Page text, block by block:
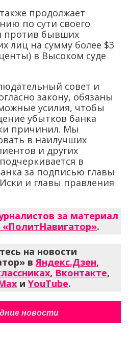
продолжает
по сути своего
против бывших
лиц на сумму более $3
в Высоком суде
совет и
закону, обязаны
усилия, чтобы
убытков банка
причинил. Мы
в наилучших
и других
в
за подписью главы
и главы правления
за материал
.
на новости
вЯндекс.Дзен,
, Вконтакте,
и YouTube.
новости